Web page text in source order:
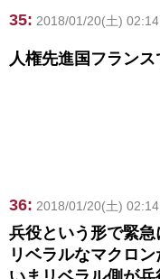
35: 2018/01/20(土)
人権先進国フランス
36: 2018/01/20(土)
兵役という形で緊
リベラルなマクロ